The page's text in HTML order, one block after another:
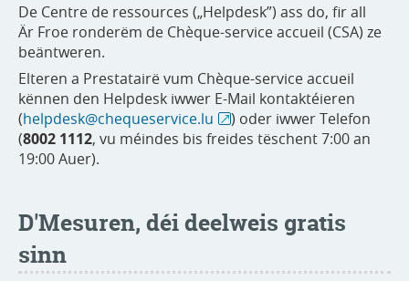
De Centre de ressources („Helpdesk”) ass do, fir all
Är Froe ronderëm de Chèque-service accueil (CSA) ze
beäntweren.
Elteren a Prestatairë vum Chèque-service accueil
kënnen den Helpdesk iwwer E-Mail kontaktéieren
(helpdesk@chequeservice.lu
) oder iwwer Telefon
(8002 1112, vu méindes bis freides tëschent 7:00 an
19:00 Auer).
D'Mesuren, déi deelweis gratis
sinn